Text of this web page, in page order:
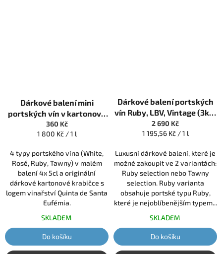
hodnocení
produktu
je
3,0
5
hvězdiček.
Dárkové balení mini
portských vín v kartonové
krabičce (4ks) 0,05 l
360 Kč
Měrná
1 800 Kč / 1 l
4 typy portského vína (White,
Rosé, Ruby, Tawny) v malém
balení 4x 5cl a originální
dárkové kartonové krabičce s
logem vinařství Quinta de Santa
Eufémia.
SKLADEM
Do košíku
Dárkové balení portských
vín Ruby, LBV, Vintage (3ks)
0,75 l
2 690 Kč
Měrná
1 195,56 Kč / 1 l
Luxusní dárkové balení, které je
možné zakoupit ve 2 variantách:
Ruby selection nebo Tawny
selection. Ruby varianta
obsahuje portské typu Ruby,
které je nejoblíbenějším typem...
SKLADEM
Do košíku